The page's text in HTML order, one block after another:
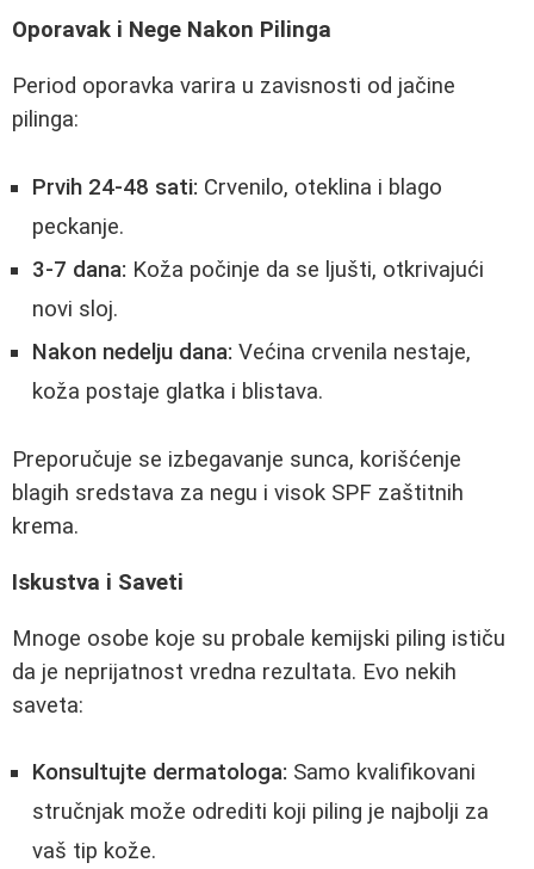
Oporavak i Nege Nakon Pilinga
Period oporavka varira u zavisnosti od jačine
pilinga:
Prvih 24-48 sati: Crvenilo, oteklina i blago
peckanje.
3-7 dana: Koža počinje da se ljušti, otkrivajući
novi sloj.
Nakon nedelju dana: Većina crvenila nestaje,
koža postaje glatka i blistava.
Preporučuje se izbegavanje sunca, korišćenje
blagih sredstava za negu i visok SPF zaštitnih
krema.
Iskustva i Saveti
Mnoge osobe koje su probale kemijski piling ističu
da je neprijatnost vredna rezultata. Evo nekih
saveta:
Konsultujte dermatologa: Samo kvalifikovani
stručnjak može odrediti koji piling je najbolji za
vaš tip kože.